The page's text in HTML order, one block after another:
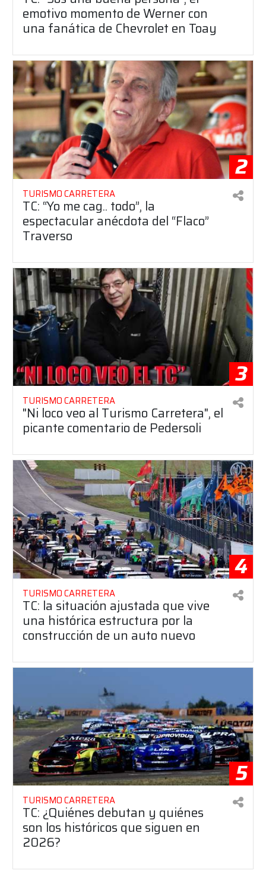
emotivo momento de Werner con
una fanática de Chevrolet en Toay
2
TURISMO CARRETERA
TC: “Yo me cag.. todo”, la
espectacular anécdota del “Flaco”
Traverso
3
TURISMO CARRETERA
"Ni loco veo al Turismo Carretera", el
picante comentario de Pedersoli
4
TURISMO CARRETERA
TC: la situación ajustada que vive
una histórica estructura por la
construcción de un auto nuevo
5
TURISMO CARRETERA
TC: ¿Quiénes debutan y quiénes
son los históricos que siguen en
2026?